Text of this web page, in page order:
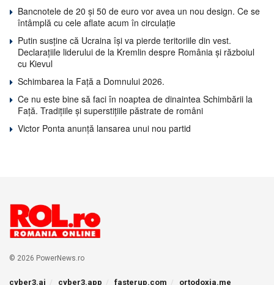
Bancnotele de 20 și 50 de euro vor avea un nou design. Ce se
întâmplă cu cele aflate acum în circulație
Putin susține că Ucraina își va pierde teritoriile din vest.
Declarațiile liderului de la Kremlin despre România și războiul
cu Kievul
Schimbarea la Față a Domnului 2026.
Ce nu este bine să faci în noaptea de dinaintea Schimbării la
Față. Tradițiile și superstițiile păstrate de români
Victor Ponta anunță lansarea unui nou partid
© 2026 PowerNews.ro
cyber3.ai cyber3.app fasterup.com ortodoxia.me